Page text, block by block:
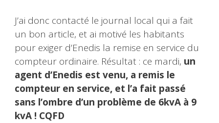
J’ai donc contacté le journal local qui a fait
un bon article, et ai motivé les habitants
pour exiger d’Enedis la remise en service du
compteur ordinaire. Résultat : ce mardi, un
agent d’Enedis est venu, a remis le
compteur en service, et l’a fait passé
sans l’ombre d’un problème de 6kvA à 9
kvA ! CQFD